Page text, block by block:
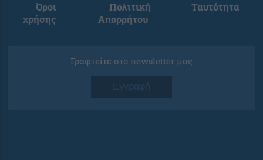
Όροι
χρήσης
Πολιτική
Απορρήτου
Ταυτότητα
Γραφτείτε στο newsletter μας
Εγγραφή